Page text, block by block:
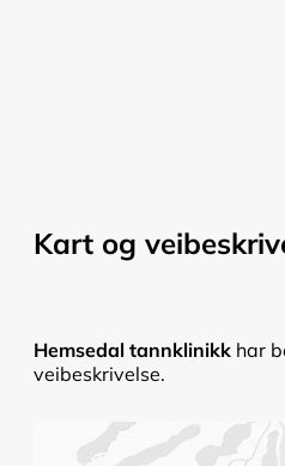
Kart og
Hemsedal tannklinikk har
veibeskrivelse.